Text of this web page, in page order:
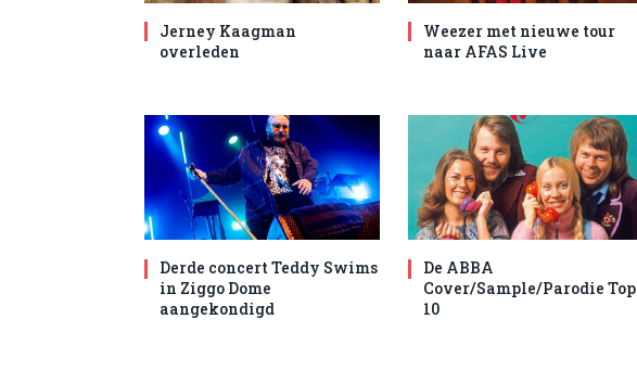
Jerney Kaagman
overleden
Weezer met nieuwe tour
naar AFAS Live
Derde concert Teddy Swims
in Ziggo Dome
aangekondigd
De ABBA
Cover/Sample/Parodie Top
10